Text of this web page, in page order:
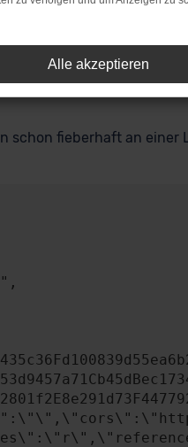
schon fieberhaft an einer
Alle akzeptieren